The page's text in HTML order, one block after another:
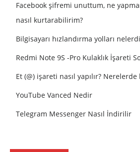
Facebook şifremi unuttum, ne
nasıl kurtarabilirim?
Bilgisayarı hızlandırma yolları
Redmi Note 9S -Pro Kulaklık İşareti
Et (@) işareti nasıl yapılır? Nerelerde
YouTube Vanced Nedir
Telegram Messenger Nasıl İndirilir